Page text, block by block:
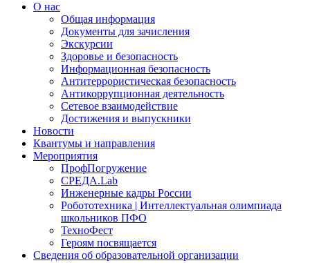
О нас
Общая информация
Документы для зачисления
Экскурсии
Здоровье и безопасность
Информационная безопасность
Антитеррористическая безопасность
Антикоррупционная деятельность
Сетевое взаимодействие
Достижения и выпускники
Новости
Квантумы и направления
Мероприятия
ПрофПогружение
СРЕДА.Lab
Инженерные кадры России
Робототехника | Интеллектуальная олимпиада
школьников ПФО
ТехноФест
Героям посвящается
Сведения об образовательной организации